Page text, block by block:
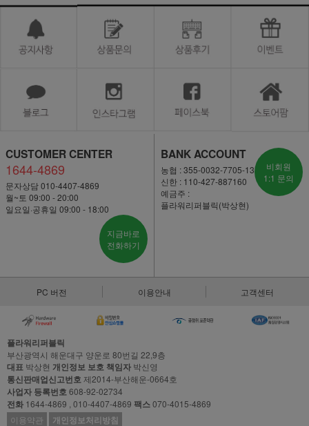
CUSTOMER CENTER
1644-4869
문자상담 010-4407-4869
월~토 09:00 - 20:00
일요일·공휴일 09:00 - 18:00
지금바로
전화하기
BANK ACCOUNT
농협 : 355-0032-7705-13
신한 : 110-427-887160
예금주 :
플라워리퍼블릭(박상현)
비회원
1:1 문의
PC 버전 이용안내 고객센터
플라워리퍼블릭
부산광역시 해운대구 양운로 80번길 22,9층
대표 박상현 개인정보 보호 책임자 박신영
통신판매업신고번호제2014-부산해운-0664호
사업자 등록번호608-92-02734
전화 1644-4869 , 010-4407-4869 팩스070-4015-4869
이용약관
개인정보처리방침